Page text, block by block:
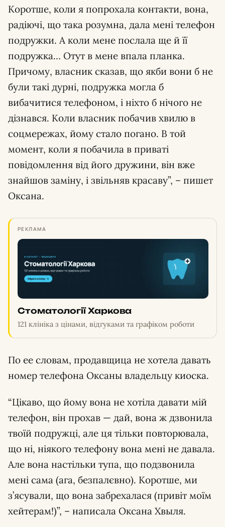
Коротше, коли я попрохала контакти, вона,
радіючі, що така розумна, дала мені телефон
подружки. А коли мене послала ще й її
подружка… Отут в мене впала планка.
Причому, власник сказав, що якби вони б не
були такі дурні, подружка могла б
вибачитися телефоном, і ніхто б нічого не
дізнався. Коли власник побачив хвилю в
соцмережах, йому стало погано. В той
момент, коли я побачила в приваті
повідомлення від його дружини, він вже
знайшов заміну, і звільняв красаву”, – пишет
Оксана.
РЕКЛАМА
Стоматології Харкова
121 клініка з цінами, відгуками та графіком роботи
По ее словам, продавщица не хотела давать
номер телефона Оксаны владельцу киоска.
“Цікаво, що йому вона не хотіла давати мій
телефон, він прохав — дай, вона ж дзвонила
твоїй подружці, але ця тільки повторювала,
що ні, ніякого телефону вона мені не давала.
Але вона настільки тупа, що подзвонила
мені сама (ага, безпалєвно). Коротше, ми
з’ясували, що вона забрехалася (привіт моїм
хейтерам!)”, – написала Оксана Хвыля.